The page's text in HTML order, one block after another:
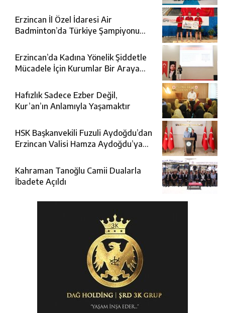
Erzincan İl Özel İdaresi Air
Badminton’da Türkiye Şampiyonu
Erzincan’da Kadına Yönelik Şiddetle
Mücadele İçin Kurumlar Bir Araya
Hafızlık Sadece Ezber Değil,
Kur’an’ın Anlamıyla Yaşamaktır
HSK Başkanvekili Fuzuli Aydoğdu’dan
Erzincan Valisi Hamza Aydoğdu’ya
Kahraman Tanoğlu Camii Dualarla
İbadete Açıldı